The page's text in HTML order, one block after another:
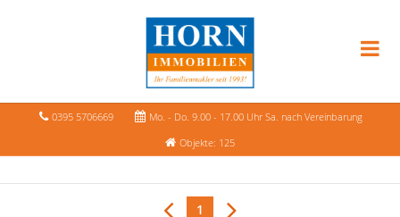
0395 5706669
Mo. - Do. 9.00 - 17.00 Uhr Sa. nach Vereinbarung
Objekte: 125
1